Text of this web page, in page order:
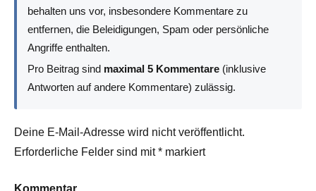
behalten uns vor, insbesondere Kommentare zu
entfernen, die Beleidigungen, Spam oder persönliche
Angriffe enthalten.
Pro Beitrag sind maximal 5 Kommentare (inklusive
Antworten auf andere Kommentare) zulässig.
Deine E-Mail-Adresse wird nicht veröffentlicht.
Erforderliche Felder sind mit* markiert
Kommentar